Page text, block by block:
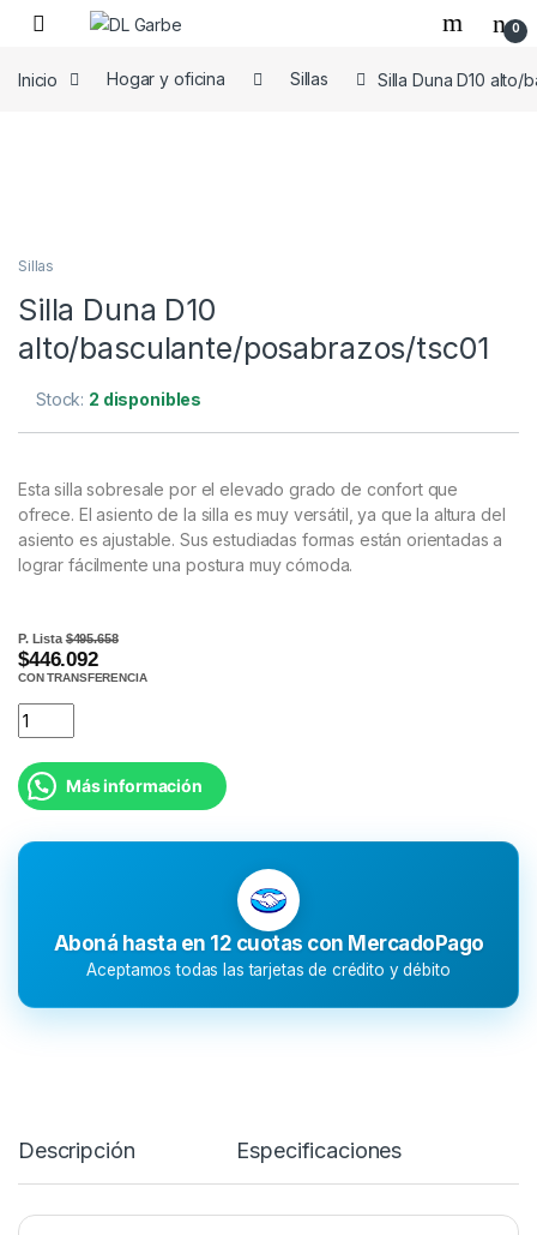
0
Inicio Hogar y oficina Sillas Silla Duna D10 alto/
Sillas
Silla Duna D10
alto/basculante/posabrazos/tsc01
Stock: 2 disponibles
Esta silla sobresale por el elevado grado de confort que
ofrece. El asiento de la silla es muy versátil, ya que la altura del
asiento es ajustable. Sus estudiadas formas están orientadas a
lograr fácilmente una postura muy cómoda.
P. Lista$495.658
$446.092
CON TRANSFERENCIA
Más información
Aboná hasta en 12 cuotas con MercadoPago
Aceptamos todas las tarjetas de crédito y débito
Descripción Especificaciones